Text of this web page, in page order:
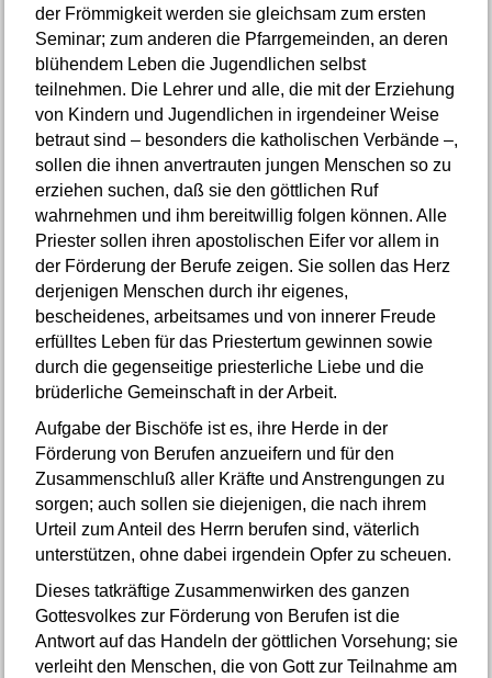
der Frömmigkeit werden sie gleichsam zum ersten
Seminar; zum anderen die Pfarrgemeinden, an deren
blühendem Leben die Jugendlichen selbst
teilnehmen. Die Lehrer und alle, die mit der Erziehung
von Kindern und Jugendlichen in irgendeiner Weise
betraut sind – besonders die katholischen Verbände –,
sollen die ihnen anvertrauten jungen Menschen so zu
erziehen suchen, daß sie den göttlichen Ruf
wahrnehmen und ihm bereitwillig folgen können. Alle
Priester sollen ihren apostolischen Eifer vor allem in
der Förderung der Berufe zeigen. Sie sollen das Herz
derjenigen Menschen durch ihr eigenes,
bescheidenes, arbeitsames und von innerer Freude
erfülltes Leben für das Priestertum gewinnen sowie
durch die gegenseitige priesterliche Liebe und die
brüderliche Gemeinschaft in der Arbeit.
Aufgabe der Bischöfe ist es, ihre Herde in der
Förderung von Berufen anzueifern und für den
Zusammenschluß aller Kräfte und Anstrengungen zu
sorgen; auch sollen sie diejenigen, die nach ihrem
Urteil zum Anteil des Herrn berufen sind, väterlich
unterstützen, ohne dabei irgendein Opfer zu scheuen.
Dieses tatkräftige Zusammenwirken des ganzen
Gottesvolkes zur Förderung von Berufen ist die
Antwort auf das Handeln der göttlichen Vorsehung; sie
verleiht den Menschen, die von Gott zur Teilnahme am